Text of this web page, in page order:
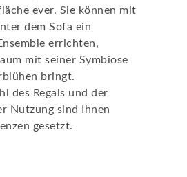
ever. Sie können mit
dem Sofa ein
errichten,
mit seiner Symbiose
bringt.
des Regals und der
Nutzung sind Ihnen
gesetzt.